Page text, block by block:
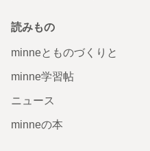
読みもの
minneとものづくりと
minne学習帖
ニュース
minneの本